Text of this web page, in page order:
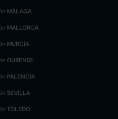
MÁLAGA
MALLORCA
MURCIA
OURENSE
PALENCIA
SEVILLA
TOLEDO